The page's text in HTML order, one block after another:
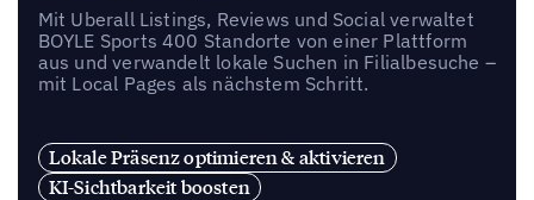
Mit Uberall Listings, Reviews und Social verwaltet
BOYLE Sports 400 Standorte von einer Plattform
aus und verwandelt lokale Suchen in Filialbesuche –
mit Local Pages als nächstem Schritt.
Lokale Präsenz optimieren & aktivieren
KI-Sichtbarkeit boosten